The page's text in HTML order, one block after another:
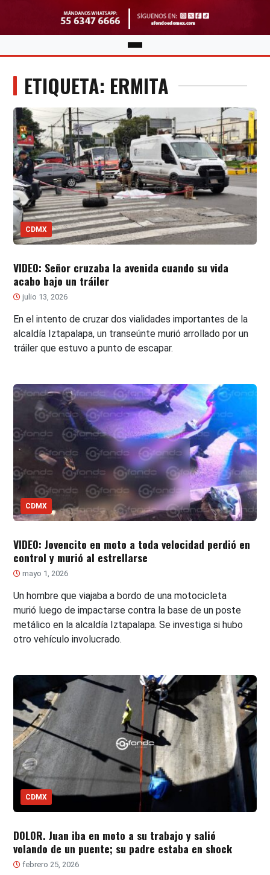
ETIQUETA: ERMITA
CDMX
VIDEO: Señor cruzaba la avenida cuando su vida
acabo bajo un tráiler
julio 13, 2026
En el intento de cruzar dos vialidades importantes de la
alcaldía Iztapalapa, un transeúnte murió arrollado por un
tráiler que estuvo a punto de escapar.
CDMX
VIDEO: Jovencito en moto a toda velocidad perdió en
control y murió al estrellarse
mayo 1, 2026
Un hombre que viajaba a bordo de una motocicleta
murió luego de impactarse contra la base de un poste
metálico en la alcaldía Iztapalapa. Se investiga si hubo
otro vehículo involucrado.
CDMX
DOLOR. Juan iba en moto a su trabajo y salió
volando de un puente; su padre estaba en shock
febrero 25, 2026